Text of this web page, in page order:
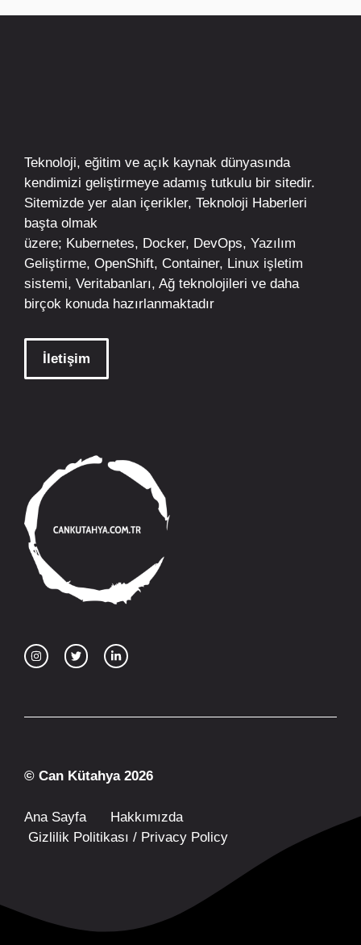
Teknoloji, eğitim ve açık kaynak dünyasında
kendimizi geliştirmeye adamış tutkulu bir sitedir.
Sitemizde yer alan içerikler, Teknoloji Haberleri
başta olmak
üzere; Kubernetes, Docker, DevOps, Yazılım
Geliştirme, OpenShift, Container, Linux işletim
sistemi, Veritabanları, Ağ teknolojileri ve daha
birçok konuda hazırlanmaktadır
İletişim
© Can Kütahya 2026
Ana Sayfa
Hakkımızda
Gizlilik Politikası / Privacy Policy